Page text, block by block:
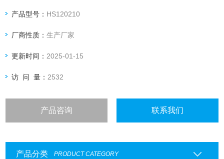
创新的设计节省了空间，可放置六种常见规格的离心管（0.2，
和标准尺寸96孔板，中间的软垫还可用于手持试管点动操作。
产品型号： HS120210
厂商性质：生产厂家
更新时间： 2025-01-15
访 问 量： 2532
产品咨询 联系我们
产品分类 PRODUCT CATEGORY